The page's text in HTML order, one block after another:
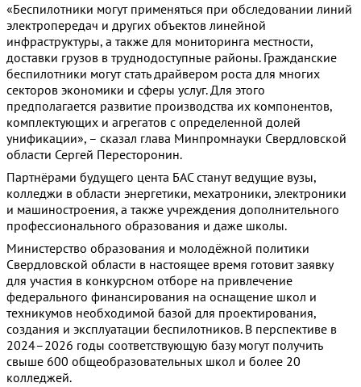
«Беспилотники могут применяться при обследовании линий
электропередач и других объектов линейной
инфраструктуры, а также для мониторинга местности,
доставки грузов в труднодоступные районы. Гражданские
беспилотники могут стать драйвером роста для многих
секторов экономики и сферы услуг. Для этого
предполагается развитие производства их компонентов,
комплектующих и агрегатов с определенной долей
унификации», – сказал глава Минпромнауки Свердловской
области Сергей Пересторонин.
Партнёрами будущего цента БАС станут ведущие вузы,
колледжи в области энергетики, мехатроники, электроники
и машиностроения, а также учреждения дополнительного
профессионального образования и даже школы.
Министерство образования и молодёжной политики
Свердловской области в настоящее время готовит заявку
для участия в конкурсном отборе на привлечение
федерального финансирования на оснащение школ и
техникумов необходимой базой для проектирования,
создания и эксплуатации беспилотников. В перспективе в
2024–2026 годы соответствующую базу могут получить
свыше 600 общеобразовательных школ и более 20
колледжей.